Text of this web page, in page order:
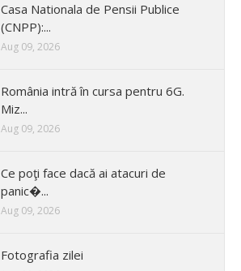
Casa Nationala de Pensii Publice
(CNPP):...
Aug 09, 2026
România intră în cursa pentru 6G.
Miz...
Aug 09, 2026
Ce poţi face dacă ai atacuri de
panic�...
Aug 09, 2026
Fotografia zilei